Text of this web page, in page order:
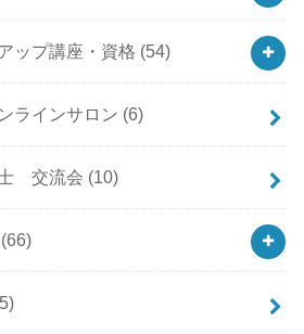
ップ講座・資格 (54)
ラインサロン (6)
交流会 (10)
(66)